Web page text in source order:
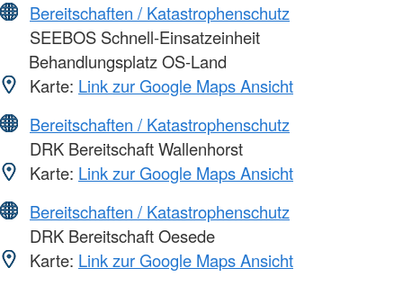
Bereitschaften / Katastrophenschutz
SEEBOS Schnell-Einsatzeinheit
Behandlungsplatz OS-Land
Karte: Link zur Google Maps Ansicht
Bereitschaften / Katastrophenschutz
DRK Bereitschaft Wallenhorst
Karte: Link zur Google Maps Ansicht
Bereitschaften / Katastrophenschutz
DRK Bereitschaft Oesede
Karte: Link zur Google Maps Ansicht